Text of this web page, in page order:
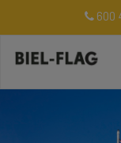
600